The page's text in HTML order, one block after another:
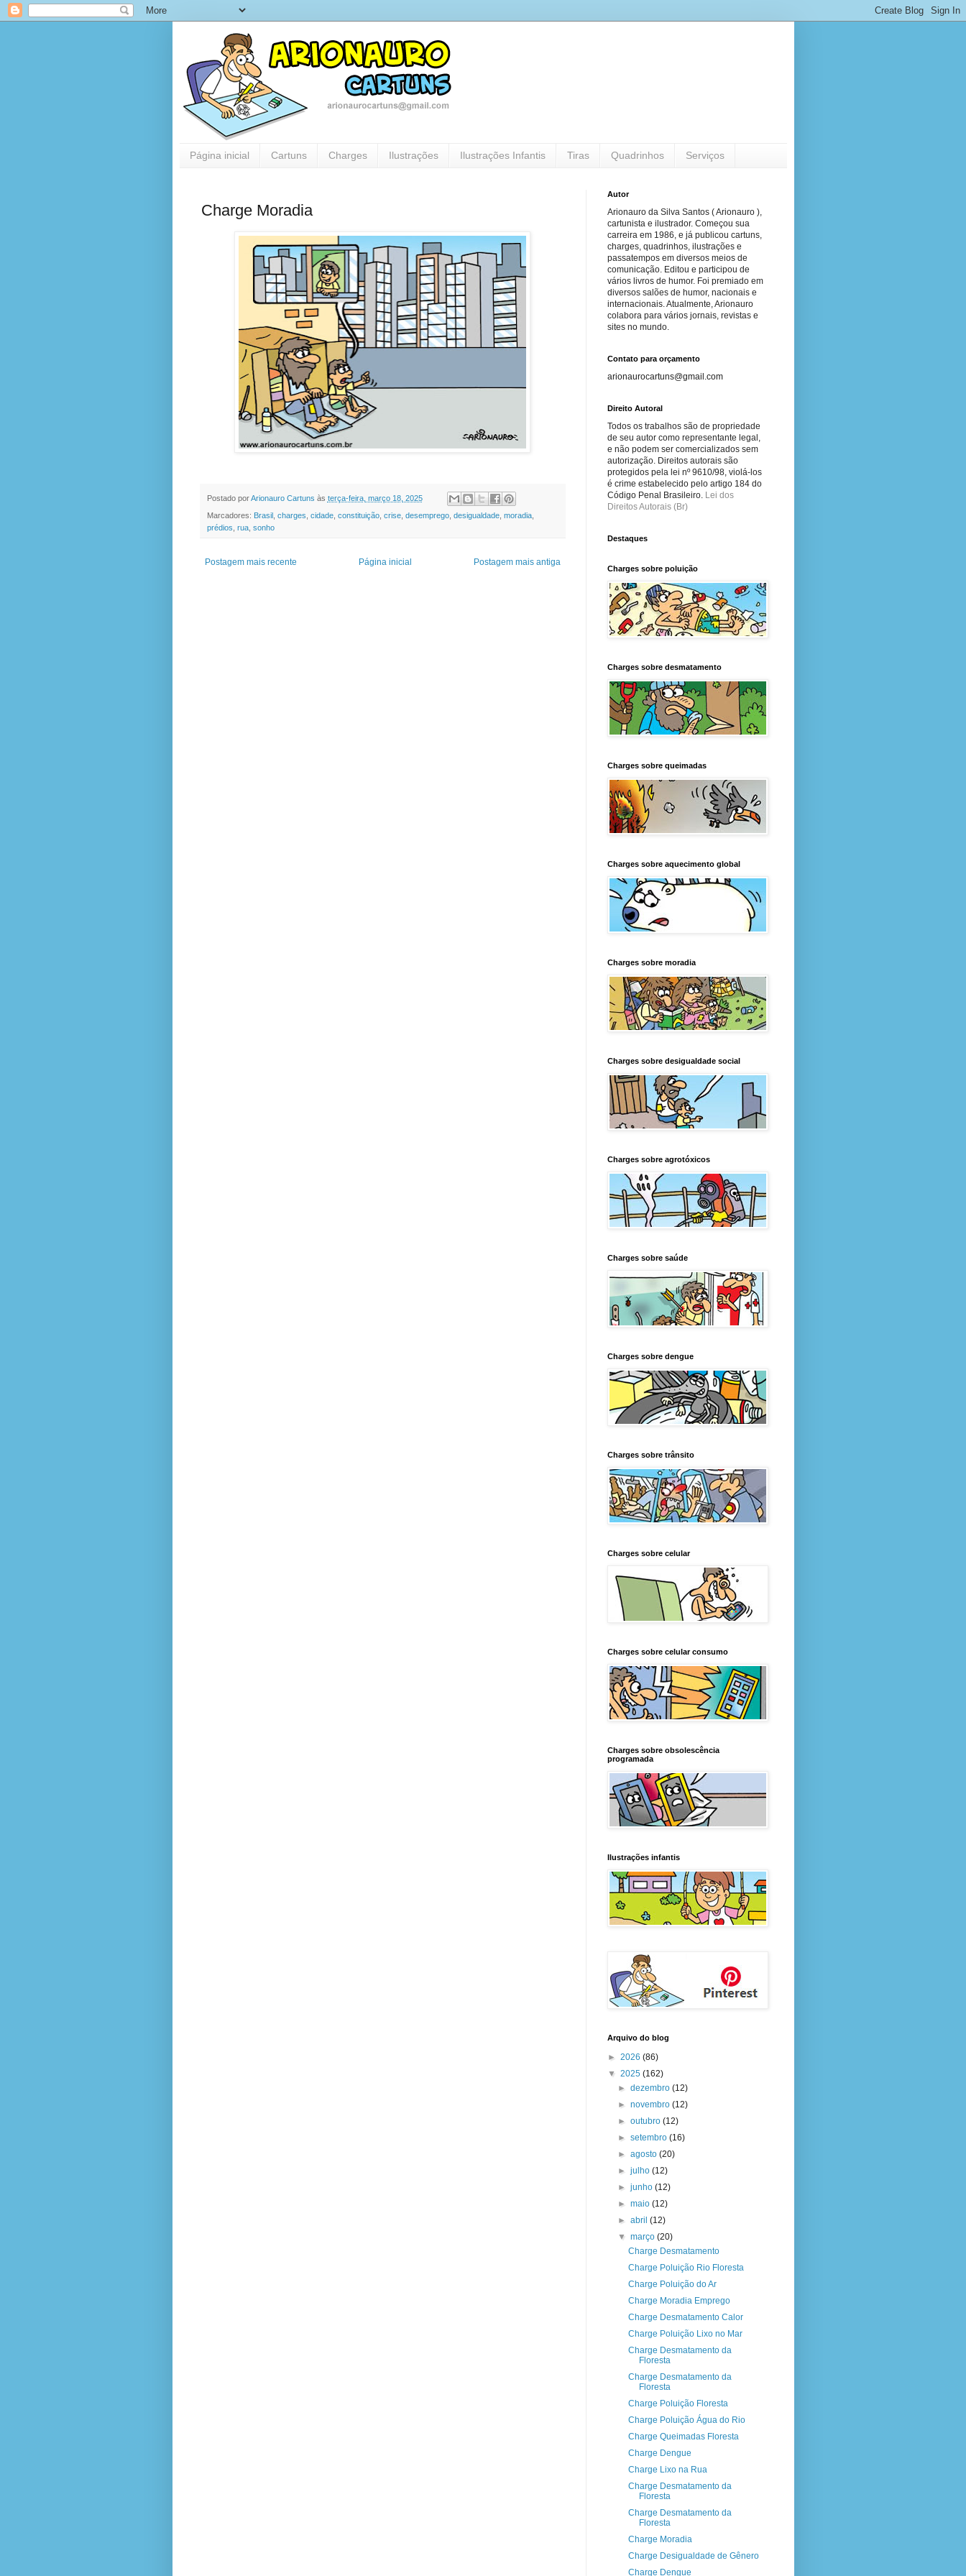
Página inicial Cartuns Charges Ilustrações Ilustrações Infantis Tiras Quadrinhos Serviços
Charge Moradia
Postado porArionauro Cartuns às terça-feira, março 18, 2025
Marcadores: Brasil, charges cidade, constituição, crise, desemprego, desigualdade, moradia,
prédios rua, sonho
Postagem mais recente Postagem mais antiga
Página inicial
Autor
Arionauro da Silva Santos ( Arionauro ),
cartunista e ilustrador. Começou sua
carreira em 1986, e já publicou cartuns,
charges, quadrinhos, ilustrações e
passatempos em diversos meios de
comunicação. Editou e participou de
vários livros de humor. Foi premiado em
diversos salões de humor, nacionais e
internacionais. Atualmente, Arionauro
colabora para vários jornais, revistas e
sites no mundo.
Contato para orçamento
arionaurocartuns@gmail.com
Direito Autoral
Todos os trabalhos são de propriedade
de seu autor como representante legal,
e não podem ser comercializados sem
autorização. Direitos autorais são
protegidos pela lei nº 9610/98, violá-los
é crime estabelecido pelo artigo 184 do
Código Penal Brasileiro. Lei dos
Direitos Autorais (Br)
Destaques
Charges sobre poluição
Charges sobre desmatamento
Charges sobre queimadas
Charges sobre aquecimento global
Charges sobre moradia
Charges sobre desigualdade social
Charges sobre agrotóxicos
Charges sobre saúde
Charges sobre dengue
Charges sobre trânsito
Charges sobre celular
Charges sobre celular consumo
Charges sobre obsolescência
programada
Ilustrações infantis
Arquivo do blog
► 2026 (86)
▼ 2025 (162)
► dezembro (12)
► novembro (12)
► outubro (12)
► setembro (16)
► agosto (20)
► julho (12)
► junho (12)
► maio (12)
► abril (12)
▼ março (20)
Charge Desmatamento
Charge Poluição Rio Floresta
Charge Poluição do Ar
Charge Moradia Emprego
Charge Desmatamento Calor
Charge Poluição Lixo no Mar
Charge Desmatamento da
Floresta
Charge Desmatamento da
Floresta
Charge Poluição Floresta
Charge Poluição Água do Rio
Charge Queimadas Floresta
Charge Dengue
Charge Lixo na Rua
Charge Desmatamento da
Floresta
Charge Desmatamento da
Floresta
Charge Moradia
Charge Desigualdade de Gênero
Charge Dengue